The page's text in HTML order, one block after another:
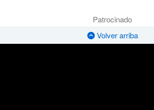
Patrocinado
Volver arriba